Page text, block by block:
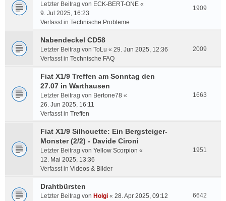
Letzter Beitrag von ECK-BERT-ONE «
9. Jul 2025, 16:23
Verfasst in Technische Probleme
1909
Nabendeckel CD58
Letzter Beitrag von ToLu « 29. Jun 2025, 12:36
Verfasst in Technische FAQ
2009
Fiat X1/9 Treffen am Sonntag den
27.07 in Warthausen
Letzter Beitrag von Bertone78 «
26. Jun 2025, 16:11
Verfasst in Treffen
1663
Fiat X1/9 Silhouette: Ein Bergsteiger-
Monster (2/2) - Davide Cironi
Letzter Beitrag von Yellow Scorpion «
12. Mai 2025, 13:36
Verfasst in Videos & Bilder
1951
Drahtbürsten
Letzter Beitrag von Holgi « 28. Apr 2025, 09:12
6642